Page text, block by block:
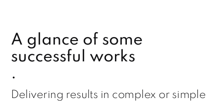
A glance of some
successful works
.
Delivering results in complex or simple